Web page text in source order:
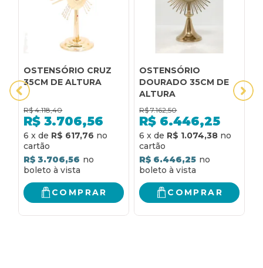
OSTENSÓRIO CRUZ
35CM DE ALTURA
R$ 4.118,40
R$ 3.706,56
6 x de R$ 617,76
R$ 3.706,56
COMPRAR
OSTENSÓRIO
DOURADO 35CM DE
ALTURA
R$ 7.162,50
R$ 6.446,25
6 x de R$ 1.074,38
R$ 6.446,25
COMPRAR